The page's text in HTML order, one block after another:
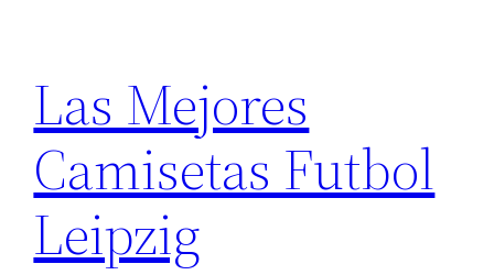
contenido
Las Mejores
Camisetas Futbol
Leipzig